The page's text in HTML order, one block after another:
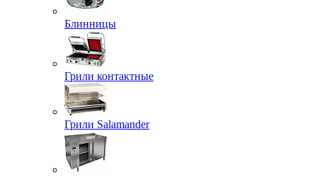
Блинницы
Грили контактные
Грили Salamander